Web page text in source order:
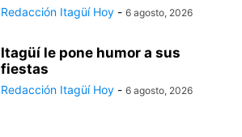
Redacción Itagüí Hoy - 6 agosto, 2026
Itagüí le pone humor a sus
fiestas
Redacción Itagüí Hoy - 6 agosto, 2026